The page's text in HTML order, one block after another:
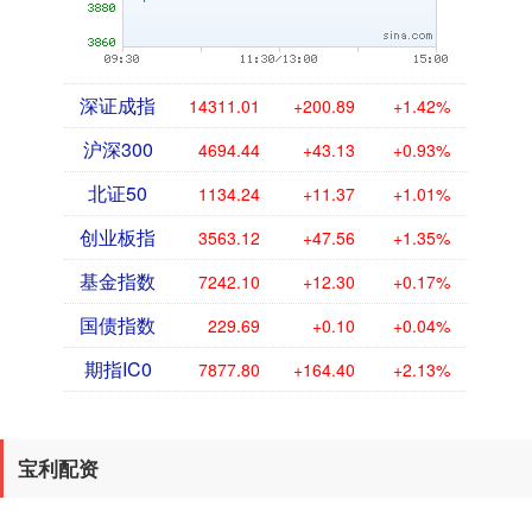
深证成指 14311.01 +200.89 +1.42%
沪深300 4694.44 +43.13 +0.93%
北证50 1134.24 +11.37 +1.01%
创业板指 3563.12 +47.56 +1.35%
基金指数 7242.10 +12.30 +0.17%
国债指数 229.69 +0.10 +0.04%
期指IC0 7877.80 +164.40 +2.13%
宝利配资